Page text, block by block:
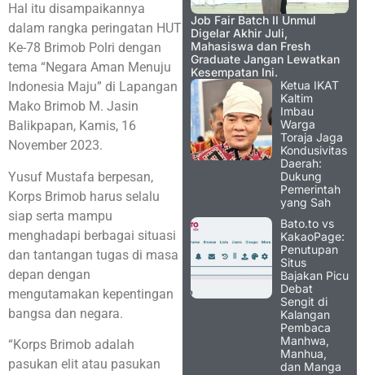
Hal itu disampaikannya
dalam rangka peringatan HUT
Ke-78 Brimob Polri dengan
tema “Negara Aman Menuju
Indonesia Maju” di Lapangan
Mako Brimob M. Jasin
Balikpapan, Kamis, 16
November 2023.
Yusuf Mustafa berpesan,
Korps Brimob harus selalu
siap serta mampu
menghadapi berbagai situasi
dan tantangan tugas di masa
depan dengan
mengutamakan kepentingan
bangsa dan negara.
“Korps Brimob adalah
pasukan elit atau pasukan
Job Fair Batch II Unmul
Digelar Akhir Juli,
Mahasiswa dan Fresh
Graduate Jangan Lewatkan
Kesempatan Ini.
Ketua IKAT
Kaltim
Imbau
Warga
Toraja Jaga
Kondusivitas
Daerah:
Dukung
Pemerintah
yang Sah
Bato.to vs
KakaoPage:
Penutupan
Situs
Bajakan Picu
Debat
Sengit di
Kalangan
Pembaca
Manhwa,
Manhua,
dan Manga